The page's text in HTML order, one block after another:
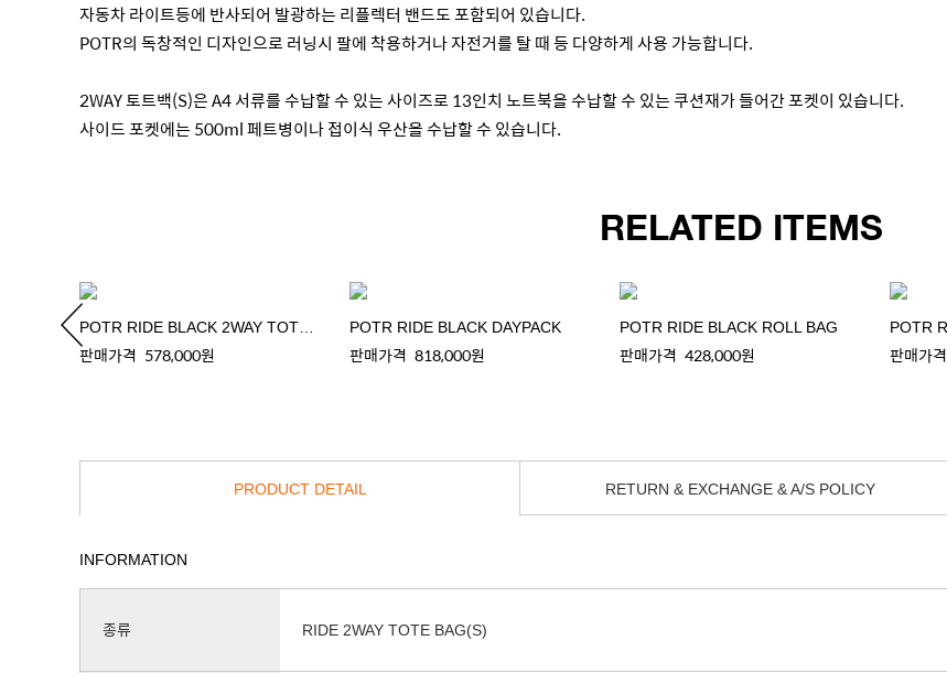
자동차 라이트등에 반사되어 발광하는 리플렉터 밴드도 포함되어 있습니다.
POTR의 독창적인 디자인으로 러닝시 팔에 착용하거나 자전거를 탈 때 등 다양하게 사용 가능합니다.
2WAY 토트백(S)은 A4 서류를 수납할 수 있는 사이즈로 13인치 노트북을 수납할 수 있는 쿠션재가 들어간 포켓이 있습니다.
사이드 포켓에는 500ml 페트병이나 접이식 우산을 수납할 수 있습니다.
RELATED ITEMS
판매가격 578,000원
POTR RIDE BLACK DAYPACK
판매가격 818,000원
POTR RIDE BLACK ROLL BAG
판매가격 428,000원 판매가격
PRODUCT DETAIL RETURN & EXCHANGE & A/S POLICY
INFORMATION
종류 RIDE 2WAY TOTE BAG(S)